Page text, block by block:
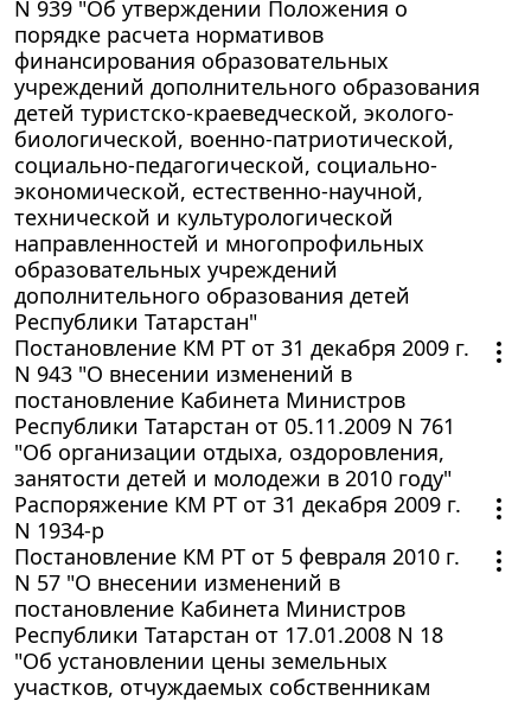
N 939 "Об утверждении Положения о
порядке расчета нормативов
финансирования образовательных
учреждений дополнительного образования
детей туристско-краеведческой, эколого-
биологической, военно-патриотической,
социально-педагогической, социально-
экономической, естественно-научной,
технической и культурологической
направленностей и многопрофильных
образовательных учреждений
дополнительного образования детей
Республики Татарстан"
Постановление КМ РТ от 31 декабря 2009 г.
N 943 "О внесении изменений в
постановление Кабинета Министров
Республики Татарстан от 05.11.2009 N 761
"Об организации отдыха, оздоровления,
занятости детей и молодежи в 2010 году"
Распоряжение КМ РТ от 31 декабря 2009 г.
N 1934-р
Постановление КМ РТ от 5 февраля 2010 г.
N 57 "О внесении изменений в
постановление Кабинета Министров
Республики Татарстан от 17.01.2008 N 18
"Об установлении цены земельных
участков, отчуждаемых собственникам